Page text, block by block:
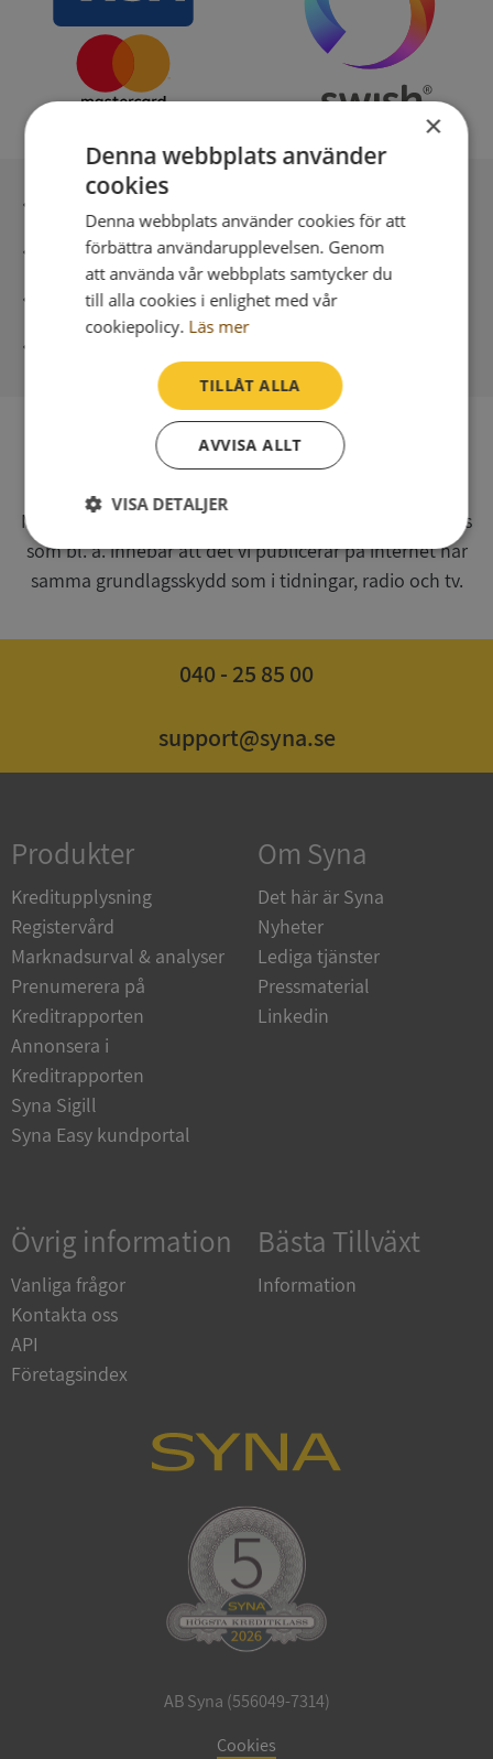
Säker betalning med stripe
Direkt digital leverans
Syna har för webbplatsen www.syna.se ett av
Myndigheten för press, radio och tv s.k. utgivningsbevis
som bl. a. innebär att det vi publicerar på internet har
samma grundlagsskydd som i tidningar, radio och tv.
040 - 25 85 00
support@syna.se
Produkter
Kreditupplysning
Registervård
Marknadsurval & analyser
Prenumerera på
Kreditrapporten
Annonsera i
Kreditrapporten
Syna Sigill
Syna Easy kundportal
Om Syna
Det här är Syna
Nyheter
Lediga tjänster
Pressmaterial
Linkedin
Övrig information
Vanliga frågor
Kontakta oss
API
Företagsindex
Bästa Tillväxt
Information
AB Syna (556049-7314)
Cookies
×
Denna webbplats använder
cookies
Denna webbplats använder cookies för att
förbättra användarupplevelsen. Genom
att använda vår webbplats samtycker du
till alla cookies i enlighet med vår
cookiepolicy. Läs mer
TILLÅT ALLA
AVVISA ALLT
VISA DETALJER
Strikt
nödvändigt
Prestanda Inriktning
kärnwebbplatsfunktioner som användarinloggning
och kontohantering. Webbplatsen kan inte
användas ordentligt utan strikt nödvändiga cookies.
Namn
Leverantör
Domän
VISITOR_PRIVACY_METADATA
ASP.NET_SessionId
Microsoft
Corporation
de.syna.se
Google